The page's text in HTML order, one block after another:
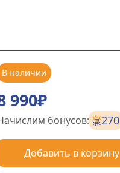
990₽
В наличии
бонусов: 270
Добавить в корзину